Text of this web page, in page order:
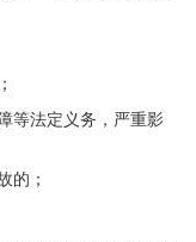
法定义务，严重影
的；